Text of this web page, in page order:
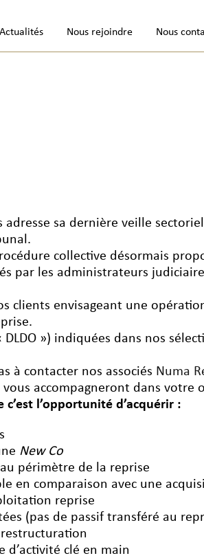
Actualités Nous rejoindre Nous
adresse sa dernière veille
collective désormais
par les administrateurs
clients envisageant une
») indiquées dans nos
à contacter nos associés Numa
accompagneront dans votre
l’opportunité d’acquérir :
New Co
périmètre de la reprise
en comparaison avec une
reprise
(pas de passif transféré au
clé en main